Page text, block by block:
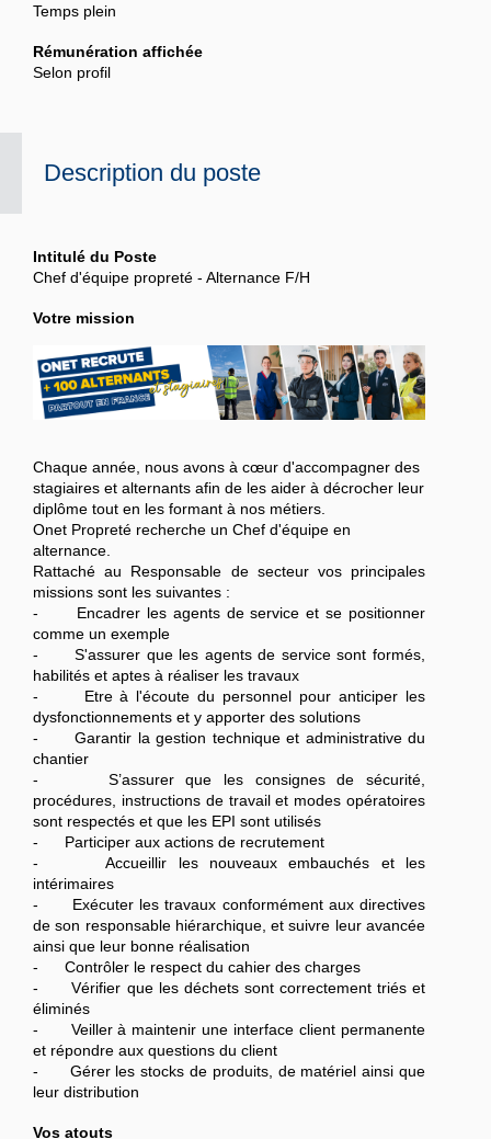
Description du poste
Intitulé du Poste
Chef d'équipe propreté - Alternance F/H
Votre mission
Chaque année, nous avons à cœur d'accompagner des
stagiaires et alternants afin de les aider à décrocher leur
diplôme tout en les formant à nos métiers.
Onet Propreté recherche un Chef d'équipe en
alternance.
Rattaché au Responsable de secteur vos principales
missions sont les suivantes :
- Encadrer les agents de service et se positionner
comme un exemple
- S'assurer que les agents de service sont formés,
habilités et aptes à réaliser les travaux
- Etre à l'écoute du personnel pour anticiper les
dysfonctionnements et y apporter des solutions
- Garantir la gestion technique et administrative du
chantier
- S’assurer que les consignes de sécurité,
procédures, instructions de travail et modes opératoires
sont respectés et que les EPI sont utilisés
- Participer aux actions de recrutement
- Accueillir les nouveaux embauchés et les
intérimaires
- Exécuter les travaux conformément aux directives
de son responsable hiérarchique, et suivre leur avancée
ainsi que leur bonne réalisation
- Contrôler le respect du cahier des charges
- Vérifier que les déchets sont correctement triés et
éliminés
- Veiller à maintenir une interface client permanente
et répondre aux questions du client
- Gérer les stocks de produits, de matériel ainsi que
leur distribution
Vos atouts
Temps plein
Rémunération affichée
Selon profil